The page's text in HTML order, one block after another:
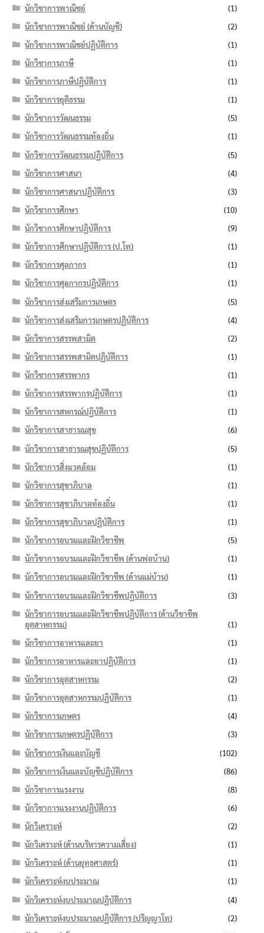
นักวิชาการพาณิชย์
(1)
นักวิชาการพาณิชย์ (ด้านบัญชี)
(2)
นักวิชาการพาณิชย์ปฏิบัติการ
(1)
นักวิชาการภาษี
(1)
นักวิชาการภาษีปฏิบัติการ
(1)
นักวิชาการยุติธรรม
(1)
นักวิชาการวัฒนธรรม
(5)
นักวิชาการวัฒนธรรมท้องถิ่น
(1)
นักวิชาการวัฒนธรรมปฏิบัติการ
(5)
นักวิชาการศาสนา
(4)
นักวิชาการศาสนาปฏิบัติการ
(3)
นักวิชาการศึกษา
(10)
นักวิชาการศึกษาปฏิบัติการ
(9)
นักวิชาการศึกษาปฏิบัติการ (ป.โท)
(1)
นักวิชาการศุลกากร
(1)
นักวิชาการศุลกากรปฏิบัติการ
(1)
นักวิชาการส่งเสริมการเกษตร
(5)
นักวิชาการส่งเสริมการเกษตรปฏิบัติการ
(4)
นักวิชาการสรรพสามิต
(2)
นักวิชาการสรรพสามิตปฏิบัติการ
(1)
นักวิชาการสรรพากร
(1)
นักวิชาการสรรพากรปฏิบัติการ
(1)
นักวิชาการสหกรณ์ปฏิบัติการ
(1)
นักวิชาการสาธารณสุข
(6)
นักวิชาการสาธารณสุขปฏิบัติการ
(5)
นักวิชาการสิ่งแวดล้อม
(1)
นักวิชาการสุขาภิบาล
(1)
นักวิชาการสุขาภิบาลท้องถิ่น
(1)
นักวิชาการสุขาภิบาลปฏิบัติการ
(1)
นักวิชาการอบรมและฝึกวิชาชีพ
(5)
นักวิชาการอบรมและฝึกวิชาชีพ (ด้านพ่อบ้าน)
(1)
นักวิชาการอบรมและฝึกวิชาชีพ (ด้านแม่บ้าน)
(1)
นักวิชาการอบรมและฝึกวิชาชีพปฏิบัติการ
(3)
นักวิชาการอบรมและฝึกวิชาชีพปฏิบัติการ (ด้านวิชาชีพ
อุตสาหกรรม)
(1)
นักวิชาการอาหารและยา
(1)
นักวิชาการอาหารและยาปฏิบัติการ
(1)
นักวิชาการอุตสาหกรรม
(2)
นักวิชาการอุตสาหกรรมปฏิบัติการ
(1)
นักวิชาการเกษตร
(4)
นักวิชาการเกษตรปฏิบัติการ
(3)
นักวิชาการเงินและบัญชี
(102)
นักวิชาการเงินและบัญชีปฏิบัติการ
(86)
นักวิชาการแรงงาน
(8)
นักวิชาการแรงงานปฏิบัติการ
(6)
นักวิเคราะห์
(2)
นักวิเคราะห์ (ด้านบริหารความเสี่ยง)
(1)
นักวิเคราะห์ (ด้านยุทธศาสตร์)
(1)
นักวิเคราะห์งบประมาณ
(1)
นักวิเคราะห์งบประมาณปฏิบัติการ
(4)
นักวิเคราะห์งบประมาณปฏิบัติการ (ปริญญาโท)
(2)